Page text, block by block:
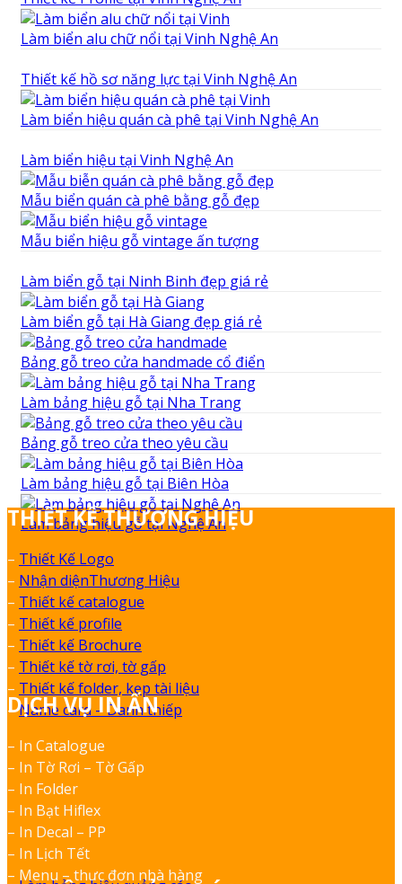
Làm biển alu chữ nổi tại Vinh Nghệ An
Thiết kế hồ sơ năng lực tại Vinh Nghệ An
Làm biển hiệu quán cà phê tại Vinh Nghệ An
Làm biển hiệu tại Vinh Nghệ An
Mẫu biển quán cà phê bằng gỗ đẹp
Mẫu biển hiệu gỗ vintage ấn tượng
Làm biển gỗ tại Ninh Binh đẹp giá rẻ
Làm biển gỗ tại Hà Giang đẹp giá rẻ
Bảng gỗ treo cửa handmade cổ điển
Làm bảng hiệu gỗ tại Nha Trang
Bảng gỗ treo cửa theo yêu cầu
Làm bảng hiệu gỗ tại Biên Hòa
Làm bảng hiệu gỗ tại Nghệ An
THIẾT KẾ THƯƠNG HIỆU
– Thiết Kế Logo
– Nhận diệnThương Hiệu
– Thiết kế catalogue
– Thiết kế profile
– Thiết kế Brochure
– Thiết kế tờ rơi, tờ gấp
– Thiết kế folder, kẹp tài liệu
–Name card – Danh thiếp
DỊCH VỤ IN ẤN
– In Catalogue
– In Tờ Rơi – Tờ Gấp
– In Folder
– In Bạt Hiflex
– In Decal – PP
– In Lịch Tết
– Menu – thực đơn nhà hàng